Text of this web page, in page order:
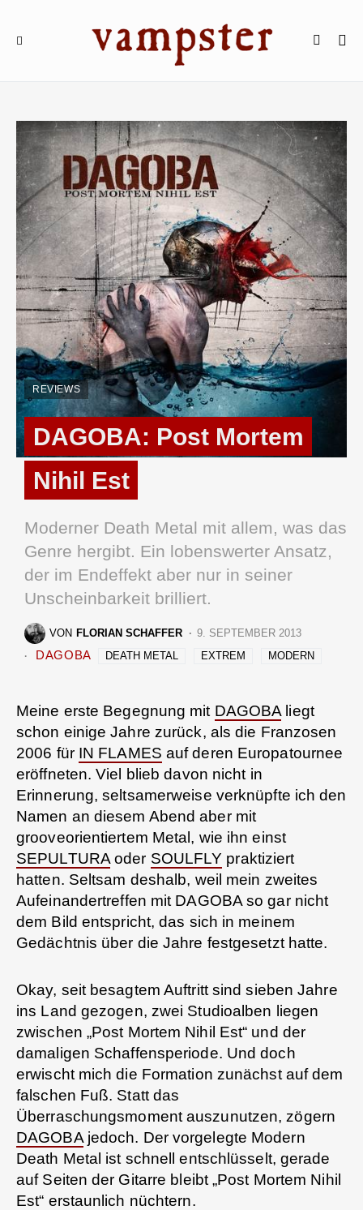
REVIEWS
DAGOBA: Post Mortem
Nihil Est
Moderner Death Metal mit allem, was das
Genre hergibt. Ein lobenswerter Ansatz,
der im Endeffekt aber nur in seiner
Unscheinbarkeit brilliert.
VON FLORIAN SCHAFFER 9. SEPTEMBER 2013
DAGOBA DEATH METAL EXTREM MODERN
Meine erste Begegnung mit DAGOBA liegt
schon einige Jahre zurück, als die Franzosen
2006 für IN FLAMES auf deren Europatournee
eröffneten. Viel blieb davon nicht in
Erinnerung, seltsamerweise verknüpfte ich den
Namen an diesem Abend aber mit
grooveorientiertem Metal, wie ihn einst
SEPULTURAoder SOULFLY praktiziert
hatten. Seltsam deshalb, weil mein zweites
Aufeinandertreffen mit DAGOBA so gar nicht
dem Bild entspricht, das sich in meinem
Gedächtnis über die Jahre festgesetzt hatte.
Okay, seit besagtem Auftritt sind sieben Jahre
ins Land gezogen, zwei Studioalben liegen
zwischen „Post Mortem Nihil Est“ und der
damaligen Schaffensperiode. Und doch
erwischt mich die Formation zunächst auf dem
falschen Fuß. Statt das
Überraschungsmoment auszunutzen, zögern
DAGOBAjedoch. Der vorgelegte Modern
Death Metal ist schnell entschlüsselt, gerade
auf Seiten der Gitarre bleibt „Post Mortem Nihil
Est“ erstaunlich nüchtern.